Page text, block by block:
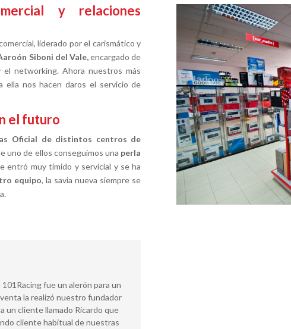
y relaciones
liderado por el carismático y
Siboni del Vale,encargado de
el networking. Ahora nuestros más
ella nos hacen daros el servicio de
el futuro
Oficial de distintos centros de
uno de ellos conseguimos una perla
entró muy tímido y servicial y se ha
equipo, la savia nueva siempre se
fue un alerón para un
la realizó nuestro fundador
a un cliente llamado Ricardo que
cliente habitual de nuestras